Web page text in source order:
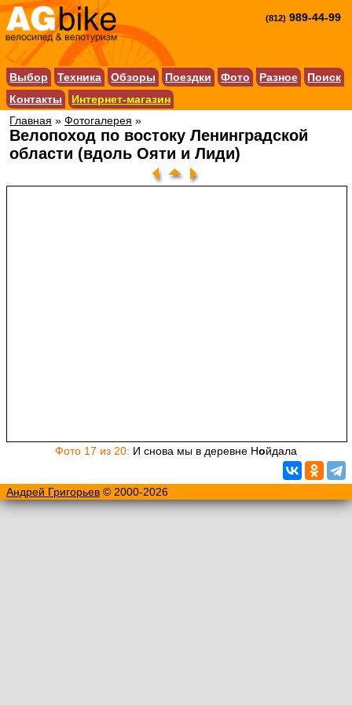
(812) 989-44-99
Выбор Техника Обзоры Поездки Фото Разное
Поиск
Контакты
Интернет-магазин
Главная » Фотогалерея »
Велопоход по востоку Ленинградской
области (вдоль Ояти и Лиди)
Фото 17 из 20: И снова мы в деревне Нойдала
Андрей Григорьев © 2000-2026